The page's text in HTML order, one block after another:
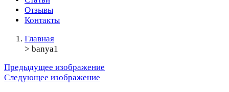
Отзывы
Контакты
Главная
> banya1
Предыдущее изображение
Следующее изображение